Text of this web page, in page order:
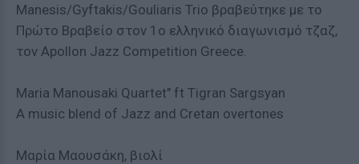
Manesis/Gyftakis/Gouliaris Trio βραβεύτηκε με το
Πρώτο Βραβείο στον 1ο ελληνικό διαγωνισμό τζαζ,
τον Apollon Jazz Competition Greece.
Maria Manousaki Quartet" ft Tigran Sargsyan
A music blend of Jazz and Cretan overtones
Μαρία Μαουσάκη, βιολί